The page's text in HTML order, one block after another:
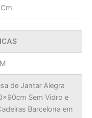
de Jantar Alegra
Sem Vidro e
Barcelona em